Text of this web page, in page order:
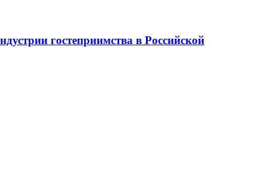
гостеприимства в Российской